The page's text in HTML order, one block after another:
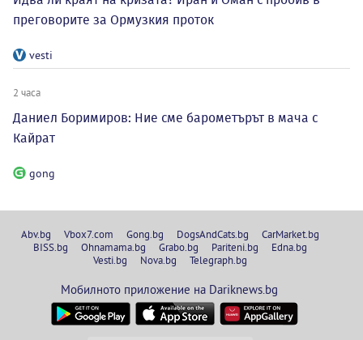
преговорите за Ормузкия проток
vesti
2 часа
Даниел Боримиров: Ние сме барометърът в мача с
Кайрат
gong
Abv.bg Vbox7.com Gong.bg DogsAndCats.bg
CarMarket.bg
BISS.bg
Ohnamama.bg Grabo.bg Pariteni.bg
Edna.bg
Vesti.bg
Nova.bg Telegraph.bg
Мобилното приложение на Dariknews.bg